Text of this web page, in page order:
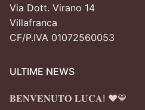
Via Dott. Virano 14
Villafranca
CF/P.IVA 01072560053
ULTIME NEWS
𝐁𝐄𝐍𝐕𝐄𝐍𝐔𝐓𝐎 𝐋𝐔𝐂𝐀! ❤️💙